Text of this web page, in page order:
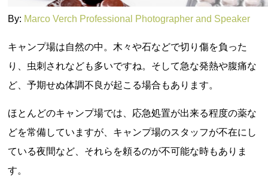
By: Marco Verch Professional Photographer and Speaker
キャンプ場は自然の中。木々や石などで切り傷を負った
り、虫刺されなども多いですね。そして急な発熱や腹痛な
ど、予期せぬ体調不良が起こる場合もあります。
ほとんどのキャンプ場では、応急処置が出来る程度の薬な
どを常備していますが、キャンプ場のスタッフが不在にし
ている夜間など、それらを頼るのが不可能な時もありま
す。